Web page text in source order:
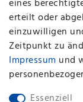
eines
erteilt oder
einzuwilligen
Zeitpunkt zu
Impressum und
Essenziell